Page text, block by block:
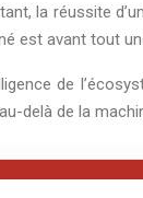
la réussite
est avant tout
de
delà de la